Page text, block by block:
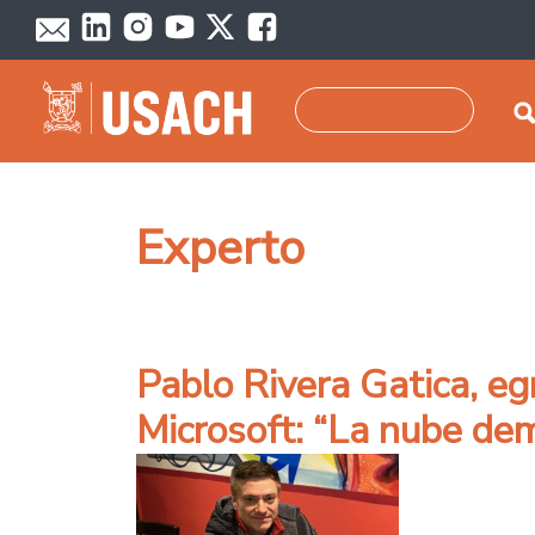
Pasar al contenido principal
Experto
Pablo Rivera Gatica,
Microsoft: “La nube